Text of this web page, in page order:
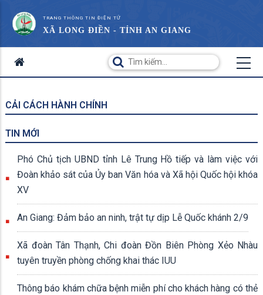
TRANG THÔNG TIN ĐIỆN TỬ
XÃ LONG ĐIỀN - TỈNH AN GIANG
CẢI CÁCH HÀNH CHÍNH
TIN MỚI
Phó Chủ tịch UBND tỉnh Lê Trung Hồ tiếp và làm việc với
Đoàn khảo sát của Ủy ban Văn hóa và Xã hội Quốc hội khóa
XV
An Giang: Đảm bảo an ninh, trật tự dịp Lễ Quốc khánh 2/9
Xã đoàn Tân Thạnh, Chi đoàn Đồn Biên Phòng Xẻo Nhàu
tuyên truyền phòng chống khai thác IUU
Thông báo khám chữa bệnh miễn phí cho khách hàng có thẻ